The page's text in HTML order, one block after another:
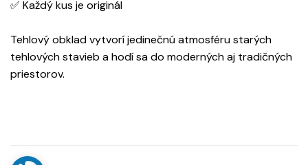
✅ Každý kus je originál
Tehlový obklad vytvorí jedinečnú atmosféru starých
tehlových stavieb a hodí sa do moderných aj tradičných
priestorov.